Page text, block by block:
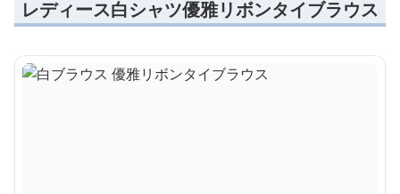
レディース白シャツ優雅リボンタイブラウス